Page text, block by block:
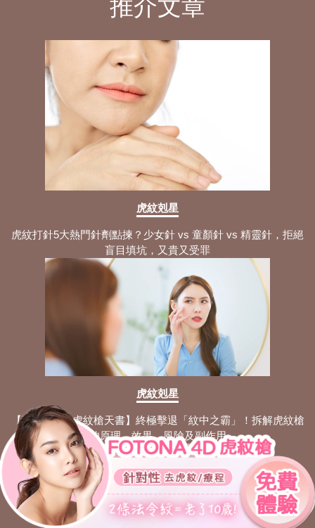
推介文章
虎紋剋星
虎紋打針5大熱門針劑點揀？少女針 vs 童顏針 vs 精靈針，拒絕
盲目填坑，又貴又受罪
虎紋剋星
【Fotona 4D 虎紋槍天書】終極擊退「紋中之霸」！拆解虎紋槍
的原理、效果、風險及副作用